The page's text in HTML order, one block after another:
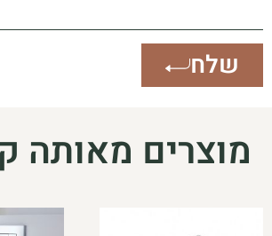
שלח
מוצרים מאותה